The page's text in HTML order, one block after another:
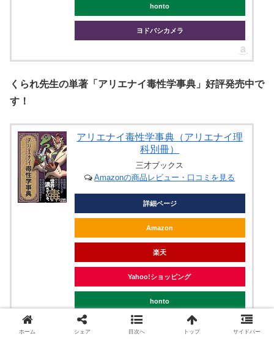
honto
ヨドバシカメラ
くられ先生の単著「アリエナイ毒性学事典」好評発売中で
す！
アリエナイ毒性学事典（アリエナイ理
科別冊）
三才ブックス
Amazonの商品レビュー・口コミを見る
詳細ページ
Amazon
楽天
Yahoo!ショッピング
honto
ヨドバシカメラ
ホーム シェア 目次へ トップ サイドバー